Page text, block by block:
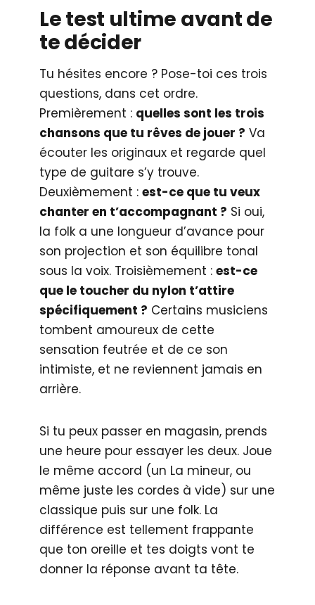
Le test ultime avant de
te décider
Tu hésites encore ? Pose-toi ces trois
questions, dans cet ordre.
Premièrement : quelles sont les trois
chansons que tu rêves de jouer ? Va
écouter les originaux et regarde quel
type de guitare s’y trouve.
Deuxièmement : est-ce que tu veux
chanter en t’accompagnant ? Si oui,
la folk a une longueur d’avance pour
son projection et son équilibre tonal
sous la voix. Troisièmement : est-ce
que le toucher du nylon t’attire
spécifiquement ? Certains musiciens
tombent amoureux de cette
sensation feutrée et de ce son
intimiste, et ne reviennent jamais en
arrière.
Si tu peux passer en magasin, prends
une heure pour essayer les deux. Joue
le même accord (un La mineur, ou
même juste les cordes à vide) sur une
classique puis sur une folk. La
différence est tellement frappante
que ton oreille et tes doigts vont te
donner la réponse avant ta tête.